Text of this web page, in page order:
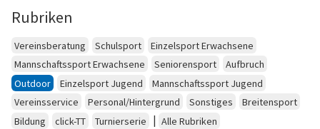
Rubriken
Vereinsberatung Schulsport
Einzelsport Erwachsene
Mannschaftssport Erwachsene
Seniorensport
Aufbruch
Outdoor
Einzelsport Jugend
Mannschaftssport Jugend
Vereinsservice
Personal/Hintergrund Sonstiges
Breitensport
Bildung
click-TT Turnierserie | Alle Rubriken